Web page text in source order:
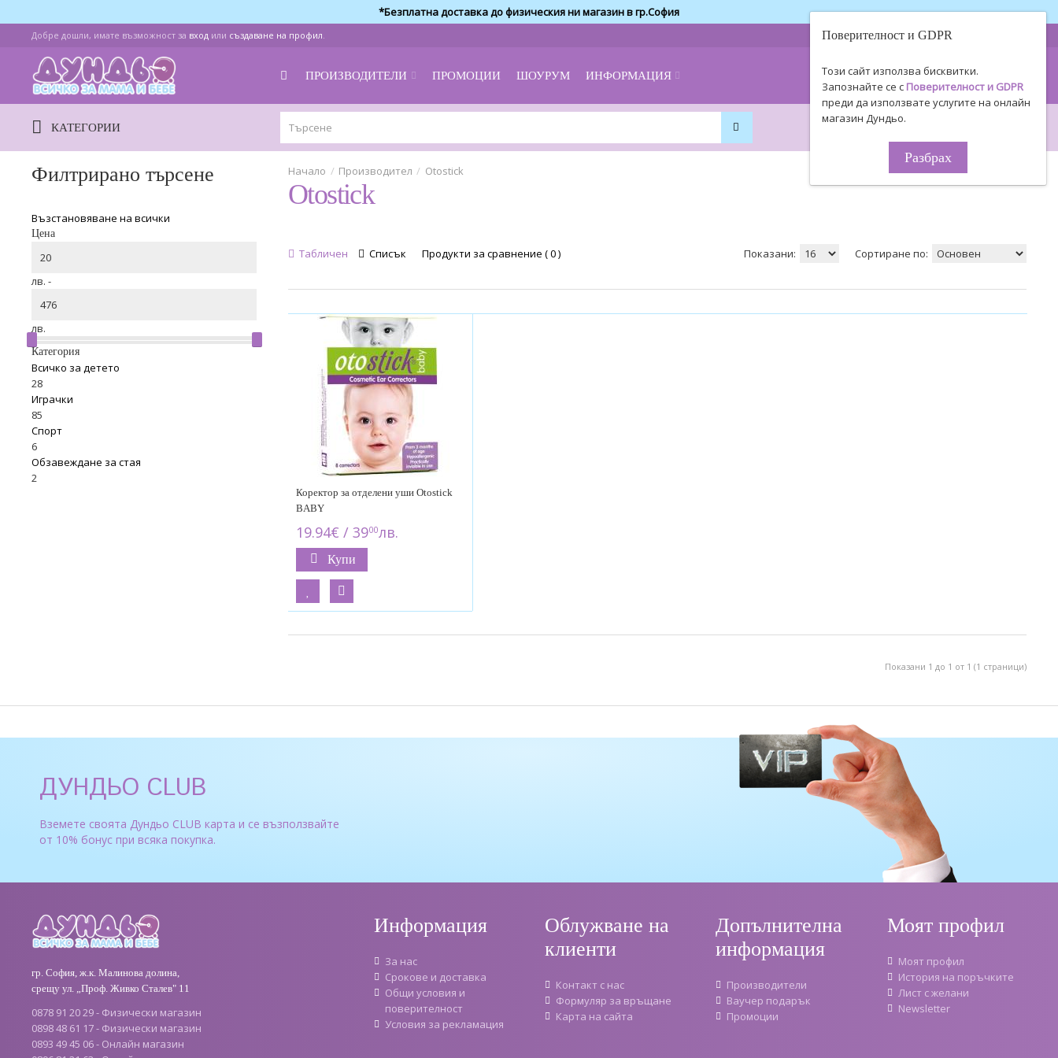
Поверителност и GDPR
Този сайт използва бисквитки.
Запознайте се с Поверителност и GDPR
преди да използвате услугите на онлайн
магазин Дундьо.
Разбрах
*Безплатна доставка до физическия ни магазин в гр.София
Добре дошли, имате възможност за вход или създаване на профил.
ПРОИЗВОДИТЕЛИ ПРОМОЦИИ ШОУРУМ ИНФОРМАЦИЯ
0893 494 506
0895 450 154 за поръчки!
КАТЕГОРИИ
0
Производител Otostick
Otostick
Табличен Списък Продукти за сравнение ( 0 ) Показани: Сортиране по:
Коректор за отделени уши Otostick
BABY
19.94€ / 3900лв.
Купи
Показани 1 до 1 от 1 (1 страници)
Филтрирано търсене
Възстановяване на всички
Цена
лв. -
лв.
Категория
Всичко за детето
28
Играчки
85
Спорт
6
Обзавеждане за стая
2
ДУНДЬО CLUB
Вземете своята Дундьо CLUB карта и се възползвайте
от 10% бонус при всяка покупка.
гр. София, ж.к. Малинова долина,
срещу ул. „Проф. Живко Сталев" 11
0878 91 20 29 - Физически магазин
0898 48 61 17 - Физически магазин
0893 49 45 06 - Онлайн магазин
Информация
За нас
Срокове и доставка
Oбщи условия и
поверителност
Условия за рекламация
Облужване на
клиенти
Контакт с нас
Формуляр за връщане
Карта на сайта
Допълнителна
информация
Производители
Ваучер подарък
Промоции
Моят профил
Моят профил
История на поръчките
Лист с желани
Newsletter